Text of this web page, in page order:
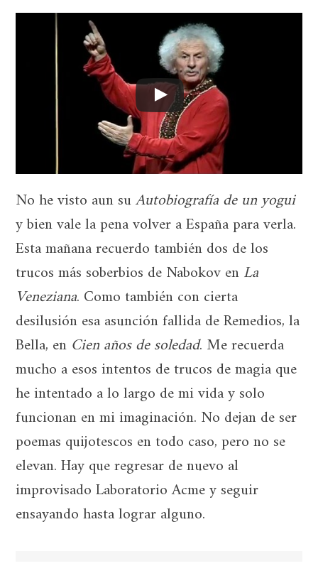
No he visto aun suAutobiografía de un yogui
y bien vale la pena volver a España para verla.
Esta mañana recuerdo también dos de los
trucos más soberbios de Nabokov enLa
Veneziana. Como también con cierta
desilusión esa asunción fallida de Remedios, la
Bella, en Cien años de soledad. Me recuerda
mucho a esos intentos de trucos de magia que
he intentado a lo largo de mi vida y solo
funcionan en mi imaginación. No dejan de ser
poemas quijotescos en todo caso, pero no se
elevan. Hay que regresar de nuevo al
improvisado Laboratorio Acme y seguir
ensayando hasta lograr alguno.